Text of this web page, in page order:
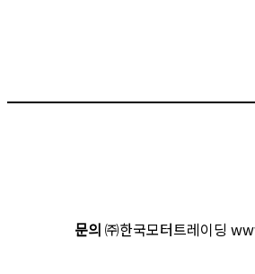
문의 ㈜한국모터트레이딩